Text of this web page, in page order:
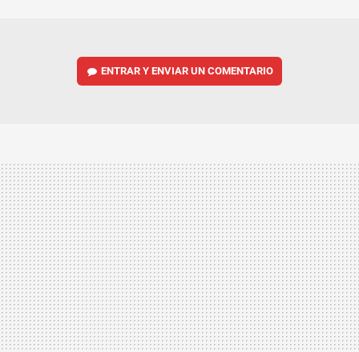
ENTRAR Y ENVIAR UN COMENTARIO